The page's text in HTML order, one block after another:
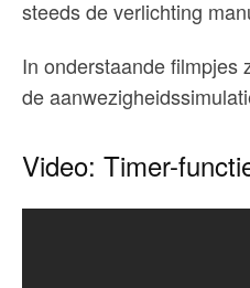
steeds de verlichting
In onderstaande filmpjes
de
Video: Timer-